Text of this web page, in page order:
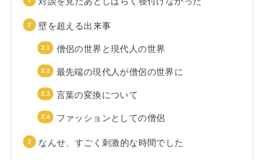
壁を超える出来事
僧侶の世界と現代人の世界
最先端の現代人が僧侶の世界に
言葉の変換について
ファッションとしての僧侶
なんせ、すごく刺激的な時間でした